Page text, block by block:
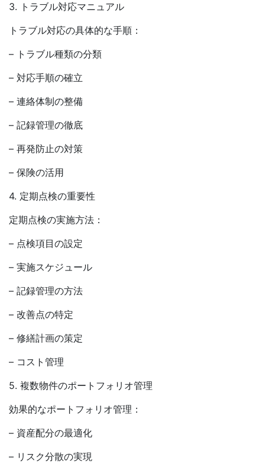
3. トラブル対応マニュアル
トラブル対応の具体的な手順：
– トラブル種類の分類
– 対応手順の確立
– 連絡体制の整備
– 記録管理の徹底
– 再発防止の対策
– 保険の活用
4. 定期点検の重要性
定期点検の実施方法：
– 点検項目の設定
– 実施スケジュール
– 記録管理の方法
– 改善点の特定
– 修繕計画の策定
– コスト管理
5. 複数物件のポートフォリオ管理
効果的なポートフォリオ管理：
– 資産配分の最適化
– リスク分散の実現